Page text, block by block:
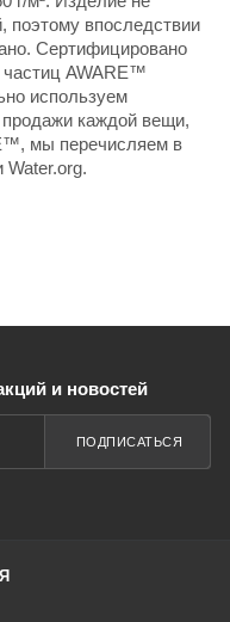
поэтому впоследствии
Сертифицировано
AWARE™
используем
каждой вещи,
мы перечисляем в
Water.org.
и новостей
ПОДПИСАТЬСЯ